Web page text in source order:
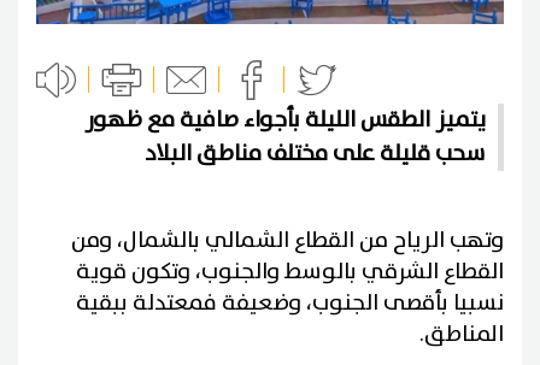
يتميز الطقس الليلة بأجواء صافية مع ظهور
سحب قليلة على مختلف مناطق البلاد
وتهب الرياح من القطاع الشمالي بالشمال، ومن
القطاع الشرقي بالوسط والجنوب، وتكون قوية
نسبيا بأقصى الجنوب، وضعيفة فمعتدلة ببقية
المناطق.